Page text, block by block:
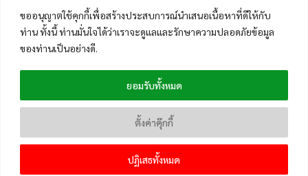
ขออนุญาตใช้คุกกี้เพื่อสร้างประสบการณ์นำเสนอเนื้อหาที่ดีให้กับ
ท่าน ทั้งนี้ ท่านมั่นใจได้ว่าเราจะดูแลและรักษาความปลอดภัยข้อมูล
ของท่านเป็นอย่างดี.
ตั้งค่าคุ๊กกี้
ปฏิเสธทั้งหมด
ยอมรับทั้งหมด
Copyright © 2026 ANTI-FAKE NEWS CENTER THAILAND